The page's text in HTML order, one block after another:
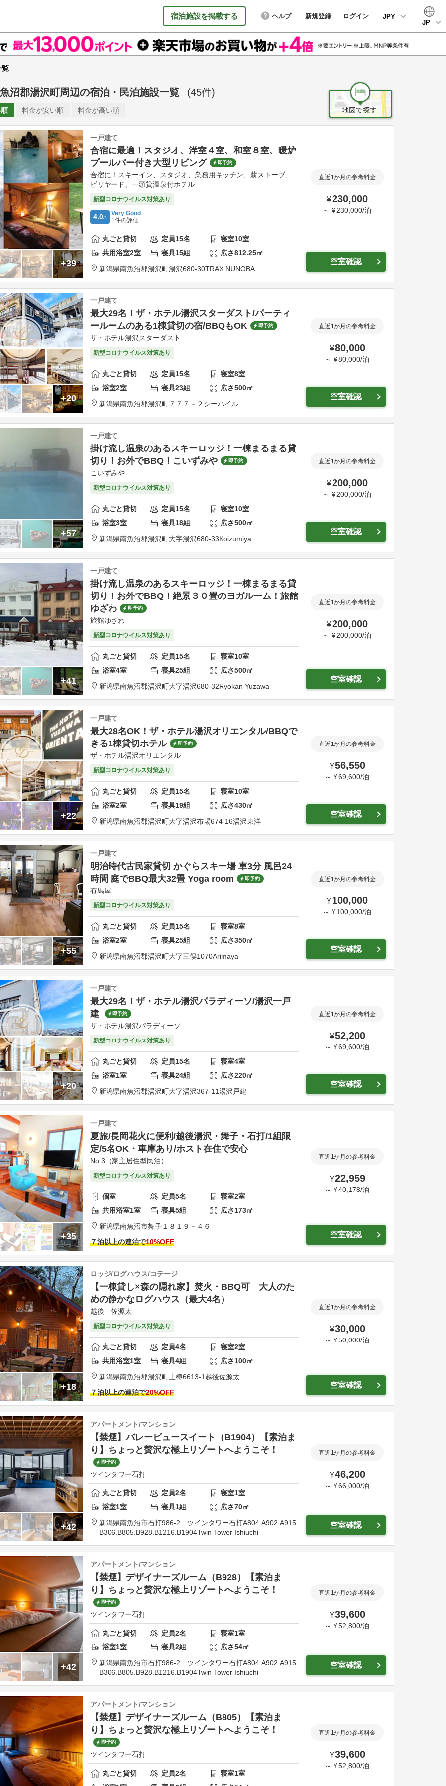
宿泊施設を掲載する ヘルプ 新規登録 ログイン
JPY
JP
覧
沼郡湯沢町周辺の宿泊・民泊施設一覧 (45件)
料金が安い順 料金が高い順
+39
一戸建て
合宿に最適！スタジオ、洋室４室、和室８室、暖炉
プールバー付き大型リビング
即予約
合宿に！スキーイン、スタジオ、業務用キッチン、薪ストーブ、
ビリヤード、一頭貸温泉付ホテル
新型コロナウイルス対策あり
4.0/5
Very Good
1 件の評価
丸ごと貸切 定員15名 寝室10室
共用浴室2室 寝具15組 広さ812.25㎡
新潟県南魚沼郡湯沢町湯沢680-30TRAX NUNOBA
直近1か月の参考料金
¥230,000
～ ¥ 230,000/泊
空室確認
+20
一戸建て
最大29名！ザ・ホテル湯沢スターダスト/パーティ
ールームのある1棟貸切の宿/BBQもOK
即予約
ザ・ホテル湯沢スターダスト
新型コロナウイルス対策あり
丸ごと貸切 定員15名 寝室8室
浴室2室 寝具23組 広さ500㎡
新潟県南魚沼郡湯沢町７７７－２ シーハイル
直近1か月の参考料金
¥80,000
～ ¥80,000/泊
空室確認
+57
一戸建て
掛け流し温泉のあるスキーロッジ！一棟まるまる貸
切り！お外でBBQ！こいずみや
即予約
こいずみや
新型コロナウイルス対策あり
丸ごと貸切 定員15名 寝室10室
浴室3室 寝具18組 広さ500㎡
新潟県南魚沼郡湯沢町大字湯沢680-33Koizumiya
直近1か月の参考料金
¥200,000
～ ¥ 200,000/泊
空室確認
+41
一戸建て
掛け流し温泉のあるスキーロッジ！一棟まるまる貸
切り！お外でBBQ！絶景３０畳のヨガルーム！旅館
ゆざわ
即予約
旅館ゆざわ
新型コロナウイルス対策あり
丸ごと貸切 定員15名 寝室10室
浴室4室 寝具25組 広さ500㎡
新潟県南魚沼郡湯沢町大字湯沢680-32Ryokan Yuzawa
直近1か月の参考料金
¥200,000
～ ¥ 200,000/泊
空室確認
+22
一戸建て
最大28名OK！ザ・ホテル湯沢オリエンタル/BBQで
きる1棟貸切ホテル
即予約
ザ・ホテル湯沢オリエンタル
新型コロナウイルス対策あり
丸ごと貸切 定員15名 寝室10室
浴室2室 寝具19組 広さ430㎡
新潟県南魚沼郡湯沢町大字湯沢布場674-16湯沢東洋
直近1か月の参考料金
¥56,550
～ ¥69,600/泊
空室確認
+55
一戸建て
明治時代古民家貸切 かぐらスキー場 車3分 風呂24
時間 庭でBBQ最大32畳 Yoga room
即予約
有馬屋
新型コロナウイルス対策あり
丸ごと貸切 定員15名 寝室8室
浴室2室 寝具25組 広さ350㎡
新潟県南魚沼郡湯沢町大字三俣1070Arimaya
直近1か月の参考料金
¥100,000
～ ¥ 100,000/泊
空室確認
+20
一戸建て
最大29名！ザ・ホテル湯沢パラディーソ/湯沢一戸
建
即予約
ザ・ホテル湯沢パラディーソ
新型コロナウイルス対策あり
丸ごと貸切 定員15名 寝室4室
浴室1室 寝具24組 広さ220㎡
新潟県南魚沼郡湯沢町大字湯沢367-11湯沢戸建
直近1か月の参考料金
¥52,200
～ ¥69,600/泊
空室確認
+35
一戸建て
夏旅/長岡花火に便利/越後湯沢・舞子・石打/1組限
定/5名OK・車庫あり/ホスト在住で安心
No.3（家主居住型民泊）
新型コロナウイルス対策あり
個室 定員5名 寝室2室
共用浴室1室 寝具5組 広さ173㎡
新潟県南魚沼市舞子１８１９－４６
７泊以上の連泊で10%OFF
直近1か月の参考料金
¥22,959
～ ¥40,178/泊
空室確認
+18
ロッジ/ログハウス/コテージ
【一棟貸し×森の隠れ家】焚火・BBQ可 大人のた
めの静かなログハウス（最大4名）
越後 佐源太
新型コロナウイルス対策あり
丸ごと貸切 定員4名 寝室2室
共用浴室1室 寝具4組 広さ100㎡
新潟県南魚沼郡湯沢町土樽6613-1 越後佐源太
７泊以上の連泊で20%OFF
直近1か月の参考料金
¥30,000
～ ¥50,000/泊
空室確認
+42
アパートメント/マンション
【禁煙】バレービュースイート（B1904）【素泊ま
り】ちょっと贅沢な極上リゾートへようこそ！
即予約
ツインタワー石打
丸ごと貸切 定員2名 寝室1室
浴室1室 寝具1組 広さ70㎡
新潟県南魚沼市石打986-2 ツインタワー石打A804.A902.A915.
B306.B805.B928.B1216.B1904Twin Tower Ishiuchi
直近1か月の参考料金
¥46,200
～ ¥66,000/泊
空室確認
+42
アパートメント/マンション
【禁煙】デザイナーズルーム（B928）【素泊ま
り】ちょっと贅沢な極上リゾートへようこそ！
即予約
ツインタワー石打
丸ごと貸切 定員2名 寝室1室
浴室1室 寝具2組 広さ54㎡
新潟県南魚沼市石打986-2 ツインタワー石打A804.A902.A915.
B306.B805.B928.B1216.B1904Twin Tower Ishiuchi
直近1か月の参考料金
¥39,600
～ ¥52,800/泊
空室確認
アパートメント/マンション
【禁煙】デザイナーズルーム（B805）【素泊ま
り】ちょっと贅沢な極上リゾートへようこそ！
即予約
ツインタワー石打
丸ごと貸切 定員2名 寝室1室
直近1か月の参考料金
¥39,600
～ ¥52,800/泊